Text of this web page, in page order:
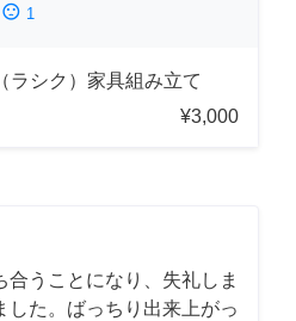
sentiment_dissatisfied 1
ラシク）家具組み立て
¥3,000
うことになり、失礼しま
した。ばっちり出来上がっ